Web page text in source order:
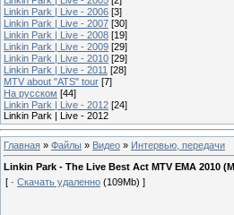
Linkin Park | Live - 2006 [3]
Linkin Park | Live - 2007 [30]
Linkin Park | Live - 2008 [19]
Linkin Park | Live - 2009 [29]
Linkin Park | Live - 2010 [29]
Linkin Park | Live - 2011 [28]
MTV about "ATS" tour [7]
На русском [44]
Linkin Park | Live - 2012 [24]
Linkin Park | Live - 2012
Главная » Файлы » Видео » Интервью, передачи
Linkin Park - The Live Best Act MTV EMA 2010
[ · Скачать удаленно (109Mb) ]